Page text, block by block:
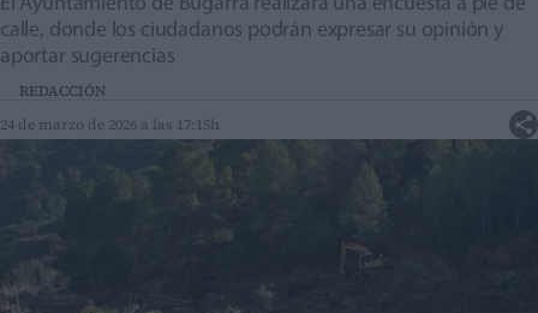
El Ayuntamiento de Bugarra realizará una encuesta a pie de
calle, donde los ciudadanos podrán expresar su opinión y
aportar sugerencias
REDACCIÓN
24 de marzo de 2026 a las 17:15h